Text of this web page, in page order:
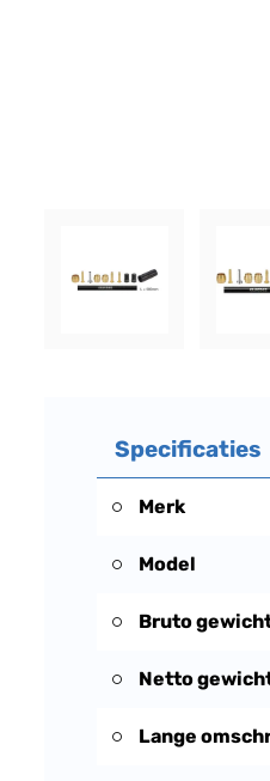
Specificaties
Merk
Model
Bruto
Netto
Lange